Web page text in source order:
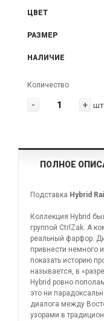
ЦВЕТ
РАЗМЕР
НАЛИЧИЕ
Количество
- + шт
ПОЛНОЕ
Подставка Hybrid
Коллекция Hybrid
группой СtrlZak. А
реальный фарфор.
привнести немного
показать историю
называется, в
Hybrid ровно
это ни
диалога между
узорами в